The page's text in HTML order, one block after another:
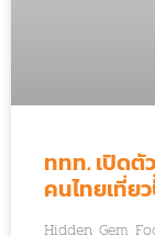
ททท. เปิดตั
คนไทยเที่ย
Hidden Gem